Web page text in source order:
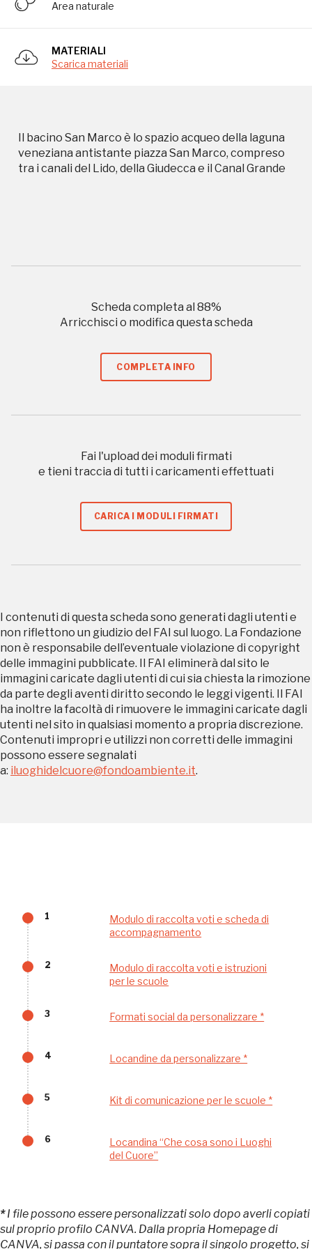
Area naturale
MATERIALI
Scarica materiali
Il bacino San Marco è lo spazio acqueo della laguna
veneziana antistante piazza San Marco, compreso
tra i canali del Lido, della Giudecca e il Canal Grande
Scheda completa al 88%
Arricchisci o modifica questa scheda
COMPLETA INFO
Fai l'upload dei moduli firmati
e tieni traccia di tutti i caricamenti effettuati
CARICA I MODULI FIRMATI
I contenuti di questa scheda sono generati dagli utenti e
non riflettono un giudizio del FAI sul luogo. La Fondazione
non è responsabile dell’eventuale violazione di copyright
delle immagini pubblicate. Il FAI eliminerà dal sito le
immagini caricate dagli utenti di cui sia chiesta la rimozione
da parte degli aventi diritto secondo le leggi vigenti. Il FAI
ha inoltre la facoltà di rimuovere le immagini caricate dagli
utenti nel sito in qualsiasi momento a propria discrezione.
Contenuti impropri e utilizzi non corretti delle immagini
possono essere segnalati
a: iluoghidelcuore@fondoambiente.it.
1
Modulo di raccolta voti e scheda di
accompagnamento
2
Modulo di raccolta voti e istruzioni
per le scuole
3 Formati social da personalizzare *
4 Locandine da personalizzare *
5 Kit di comunicazione per le scuole *
6
Locandina “Che cosa sono i Luoghi
del Cuore”
*I file possono essere personalizzati solo dopo averli copiati
sul proprio profilo CANVA. Dalla propria Homepage di
CANVA, si passa con il puntatore sopra il singolo progetto, si
luogo
Storico campagne in questo
luogo
organizzati
REGISTRATI
Regalati 365 giorni di arte e cultura nell'Italia
più bella, risparmiando.
Ingresso gratuito
Napoli
Palazzo Strozzi
Gallerie
sarebbe possibile